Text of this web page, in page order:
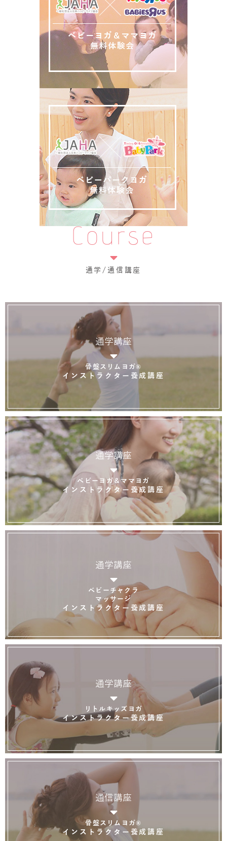
Course
通学/通信講座
通学講座
骨盤スリムヨガ®
インストラクター養成講座
通学講座
ベビーヨガ＆ママヨガ
インストラクター養成講座
通学講座
ベビーチャクラ
マッサージ
インストラクター養成講座
通学講座
リトルキッズヨガ
インストラクター養成講座
通信講座
骨盤スリムヨガ®
インストラクター養成講座